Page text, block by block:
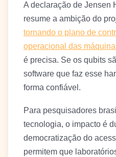
A declaração de Jensen
resume a ambição do
tornando o plano de
operacional das
é precisa. Se os qubits
software que faz esse
forma confiável.
Para pesquisadores
tecnologia, o impacto é
democratização do
permitem que